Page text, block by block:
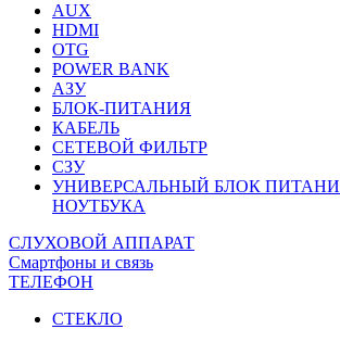
AUX
HDMI
OTG
POWER BANK
АЗУ
БЛОК-ПИТАНИЯ
КАБЕЛЬ
СЕТЕВОЙ ФИЛЬТР
СЗУ
УНИВЕРСАЛЬНЫЙ БЛОК
НОУТБУКА
СЛУХОВОЙ АППАРАТ
Смартфоны и связь
ТЕЛЕФОН
СТЕКЛО